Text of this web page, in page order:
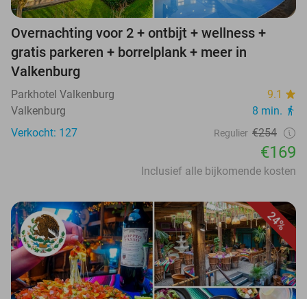
Overnachting voor 2 + ontbijt + wellness +
gratis parkeren + borrelplank + meer in
Valkenburg
Parkhotel Valkenburg
9.1
Valkenburg
8 min.
Verkocht: 127
Regulier €254
€169
Inclusief alle bijkomende kosten
24%